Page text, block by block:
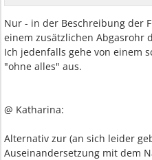
Nur - in der Beschreibung der
einem zusätzlichen Abgasrohr
Ich jedenfalls gehe von einem
"ohne alles" aus.
@ Katharina:
Alternativ zur (an sich leider
Auseinandersetzung mit dem